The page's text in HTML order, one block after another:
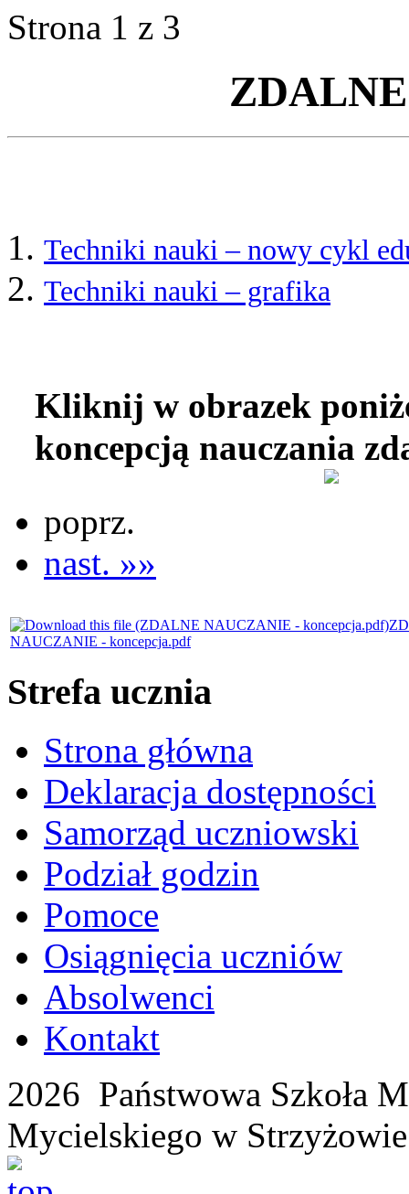
Strona 1 z 3
Techniki nauki – nowy cykl
Techniki nauki – grafika
Kliknij w obrazek
koncepcją nauczania
poprz.
nast. »»
NAUCZANIE - koncepcja.pdf
Strefa ucznia
Strona główna
Deklaracja dostępności
Samorząd uczniowski
Podział godzin
Pomoce
Osiągnięcia uczniów
Absolwenci
Kontakt
2026 Państwowa Szkoła
Mycielskiego w Strzyżowie